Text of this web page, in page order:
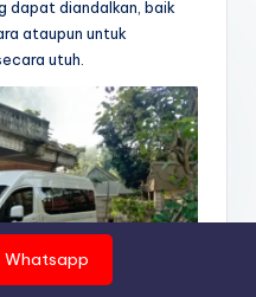
dapat diandalkan, baik
ataupun untuk
utuh.
Whatsapp